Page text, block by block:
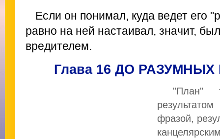
Если он понимал, куда ведет его
равно на ней настаивал, значит,
вредителем.
Глава 16 ДО
"План" т.
фразой,